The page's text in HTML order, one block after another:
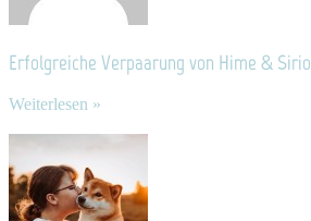
Erfolgreiche Verpaarung von Hime & Sirio
Weiterlesen »